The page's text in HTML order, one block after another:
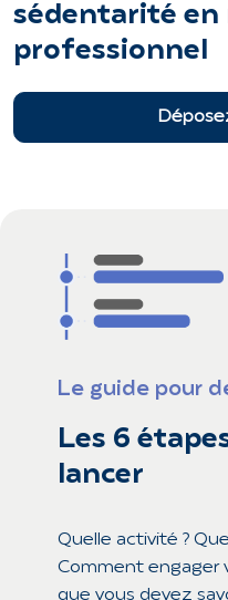
sédentarité en
professionnel
Le guide pour
Les 6
lancer
Quelle activité ?
Comment engager
que vous devez